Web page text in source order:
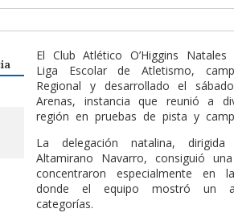
El Club Atlético O’Higgins
Liga Escolar de Atletismo,
Regional y desarrollado el
Arenas, instancia que reunió a
región en pruebas de pista y
La delegación natalina,
Altamirano Navarro, consiguió
concentraron especialmente
donde el equipo mostró un
categorías.